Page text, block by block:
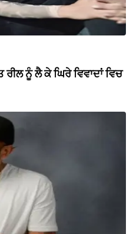
ਨੂੰ ਲੈ ਕੇ ਘਿਰੇ ਵਿਵਾਦਾਂ ਵਿਚ